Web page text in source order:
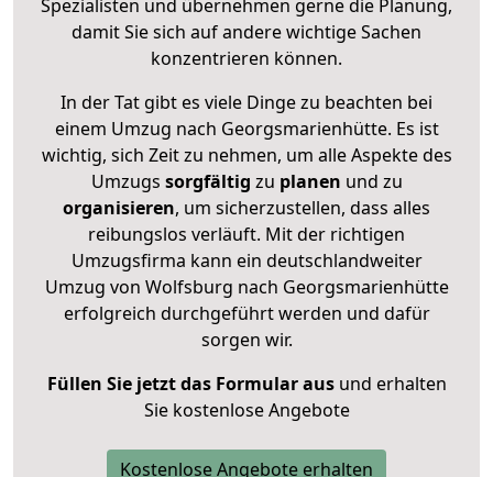
Spezialisten und übernehmen gerne die Planung,
damit Sie sich auf andere wichtige Sachen
konzentrieren können.
In der Tat gibt es viele Dinge zu beachten bei
einem Umzug nach Georgsmarienhütte. Es ist
wichtig, sich Zeit zu nehmen, um alle Aspekte des
Umzugs sorgfältig zu planen und zu
organisieren, um sicherzustellen, dass alles
reibungslos verläuft. Mit der richtigen
Umzugsfirma kann ein deutschlandweiter
Umzug von Wolfsburg nach Georgsmarienhütte
erfolgreich durchgeführt werden und dafür
sorgen wir.
Füllen Sie jetzt das Formular ausund erhalten
Sie kostenlose Angebote
Kostenlose Angebote erhalten